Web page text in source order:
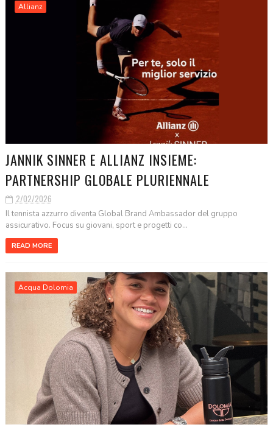
Allianz
JANNIK SINNER E ALLIANZ INSIEME:
PARTNERSHIP GLOBALE PLURIENNALE
2/02/2026
Il tennista azzurro diventa Global Brand Ambassador del gruppo
assicurativo. Focus su giovani, sport e progetti co...
READ MORE
Acqua Dolomia